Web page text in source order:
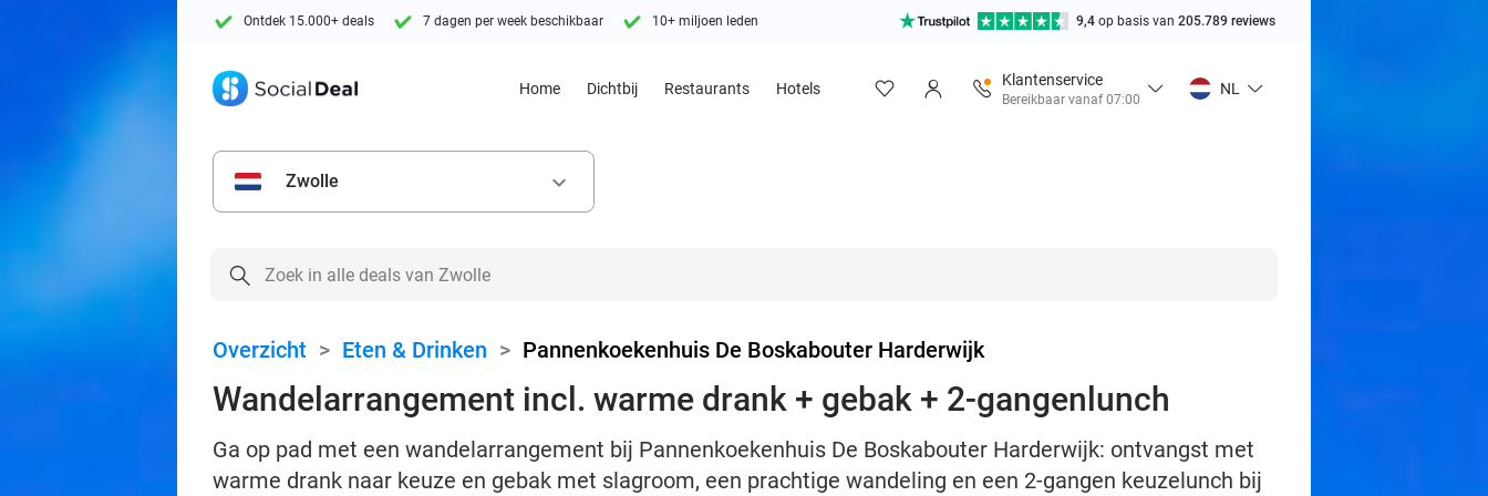
Ontdek 15.000+ deals 7 dagen per week beschikbaar 10+ miljoen leden 9,4 op basis van 205.789 reviews
Home Dichtbij Restaurants Hotels
Klantenservice
Bereikbaar vanaf 07:00
NL
Zwolle keyboard_arrow_down
Overzicht > Eten & Drinken > Pannenkoekenhuis De Boskabouter Harderwijk
Wandelarrangement incl. warme drank + gebak + 2-gangenlunch
Ga op pad met een wandelarrangement bij Pannenkoekenhuis De Boskabouter Harderwijk: ontvangst met
warme drank naar keuze en gebak met slagroom, een prachtige wandeling en een 2-gangen keuzelunch bij